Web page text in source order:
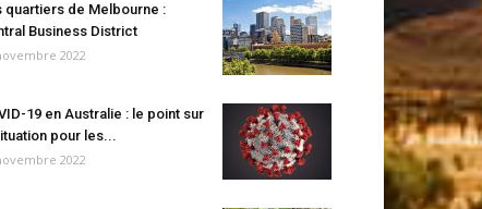
quartiers de Melbourne :
Business District
2022
19 en Australie : le point sur
pour les...
2022